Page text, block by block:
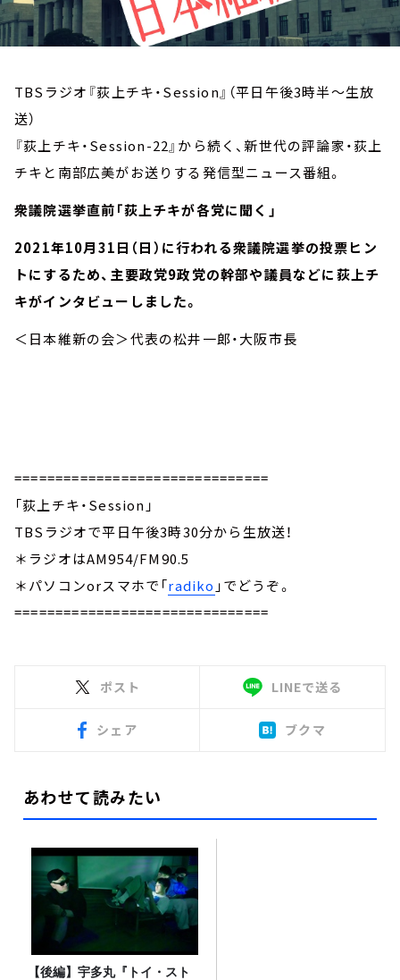
TBSラジオ『荻上チキ・Session』（平日午後3時半～生放
送）
『荻上チキ・Session-22』から続く、新世代の評論家・荻上
チキと南部広美がお送りする発信型ニュース番組。
衆議院選挙直前「荻上チキが各党に聞く」
2021年10月31日（日）に行われる衆議院選挙の投票ヒン
トにするため、主要政党9政党の幹部や議員などに荻上チ
キがインタビューしました。
＜日本維新の会＞代表の松井一郎・大阪市長
===============================
「荻上チキ・Session」
TBSラジオで平日午後3時30分から生放送！
＊ラジオはAM954/FM90.5
＊パソコンorスマホで「radiko 」でどうぞ。
===============================
ポスト LINEで送る
シェア ブクマ
あわせて読みたい
【後編】宇多丸『トイ・スト